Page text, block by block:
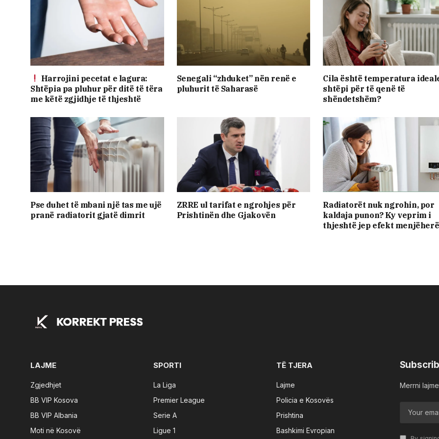
Harrojini pecetat e lagura:
Shtëpia pa pluhur për ditë të tëra
me këtë zgjidhje të thjeshtë
Senegali “zhduket” nën renë e
pluhurit të Saharasë
Cila është temperatura
shtëpi për të qenë të
shëndetshëm?
Pse duhet të mbani një tas me ujë
pranë radiatorit gjatë dimrit
ZRRE ul tarifat e ngrohjes për
Prishtinën dhe Gjakovën
Radiatorët nuk ngrohin, por
kaldaja punon? Ky veprim i
thjeshtë jep efekt menjëherë
LAJME
Zgjedhjet
BB VIP Kosova
BB VIP Albania
Moti në Kosovë
SPORTI
La Liga
Premier League
Serie A
Ligue 1
TË TJERA
Lajme
Policia e Kosovës
Prishtina
Bashkimi Evropian
Merrni